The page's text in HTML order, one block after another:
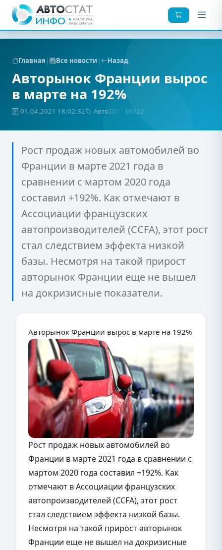
Главная | Все новости| Назад
Авторынок Франции вырос
в марте на 192%
01.04.2021 18:02:32 АвтоID: 10322
Рост продаж новых автомобилей во
Франции в марте 2021 года в
сравнении с мартом 2020 года
составил +192%. Как отмечают в
Ассоциации французских
автопроизводителей (CCFA), этот рост
стал следствием эффекта низкой
базы. Несмотря на такой прирост
авторынок Франции еще не вышел
на докризисные показатели.
Авторынок Франции вырос в марте на 192%
Рост продаж новых автомобилей во
Франции в марте 2021 года в сравнении с
мартом 2020 года составил +192%. Как
отмечают в Ассоциации французских
автопроизводителей (CCFA), этот рост
стал следствием эффекта низкой базы.
Несмотря на такой прирост авторынок
Франции еще не вышел на докризисные